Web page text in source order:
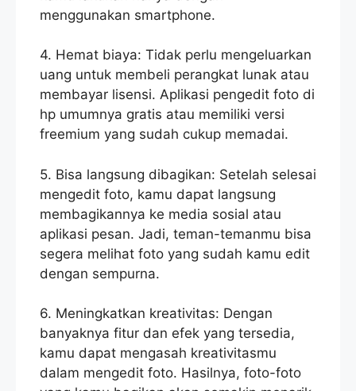
menggunakan smartphone.
4. Hemat biaya: Tidak perlu mengeluarkan
uang untuk membeli perangkat lunak atau
membayar lisensi. Aplikasi pengedit foto di
hp umumnya gratis atau memiliki versi
freemium yang sudah cukup memadai.
5. Bisa langsung dibagikan: Setelah selesai
mengedit foto, kamu dapat langsung
membagikannya ke media sosial atau
aplikasi pesan. Jadi, teman-temanmu bisa
segera melihat foto yang sudah kamu edit
dengan sempurna.
6. Meningkatkan kreativitas: Dengan
banyaknya fitur dan efek yang tersedia,
kamu dapat mengasah kreativitasmu
dalam mengedit foto. Hasilnya, foto-foto